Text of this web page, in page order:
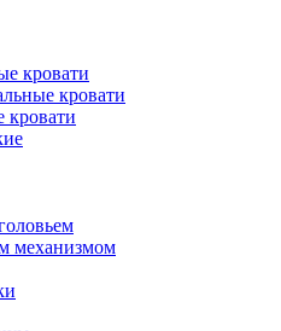
кровати
кровати
кровати
механизмом